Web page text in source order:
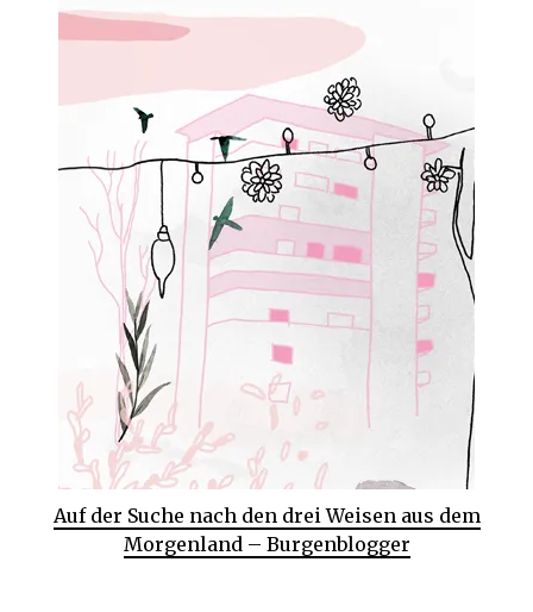
Auf der Suche nach den drei Weisen aus dem
Morgenland – Burgenblogger